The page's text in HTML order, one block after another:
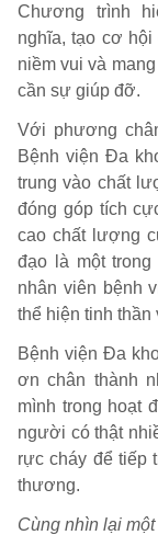
Chương trình
nghĩa, tạo cơ hội
niềm vui và
cần sự giúp đỡ.
Với phương
Bệnh viện Đa
trung vào chất
đóng góp tích
cao chất lượng
đạo là một
nhân viên bệnh
thể hiện tinh thần
Bệnh viện Đa
ơn chân thành
mình trong hoạt
người có thật
rực cháy để tiếp
thương.
Cùng nhìn lại